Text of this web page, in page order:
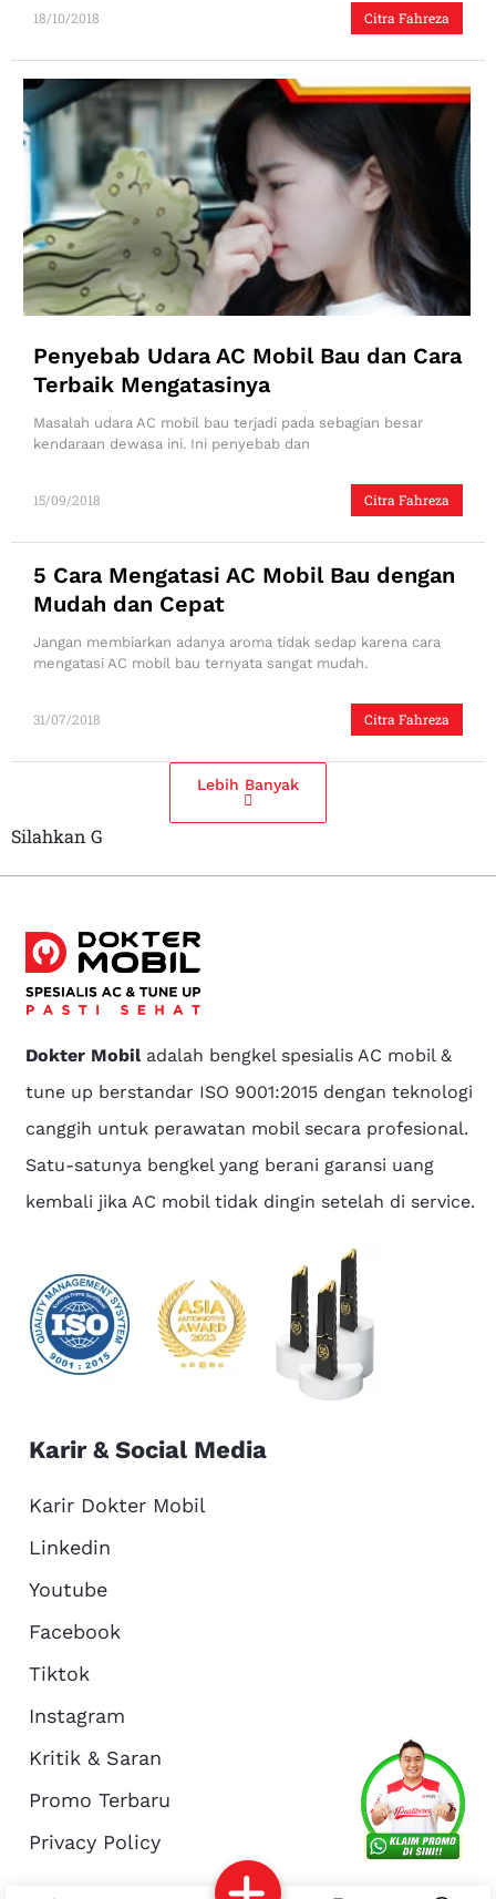
About Us
Reservasi Article
Citra Fahreza
18/10/2018
Penyebab Udara AC Mobil Bau dan Cara
Terbaik Mengatasinya
Citra Fahreza
15/09/2018
Masalah udara AC mobil bau terjadi pada sebagian besar
kendaraan dewasa ini. Ini penyebab dan
5 Cara Mengatasi AC Mobil Bau dengan
Mudah dan Cepat
Citra Fahreza
31/07/2018
Jangan membiarkan adanya aroma tidak sedap karena cara
mengatasi AC mobil bau ternyata sangat mudah.
Lebih Banyak
Silahkan G
Dokter Mobiladalah bengkel spesialis AC mobil &
tune up berstandar ISO 9001:2015 dengan teknologi
canggih untuk perawatan mobil secara profesional.
Satu-satunya bengkel yang berani garansi uang
kembali jika AC mobil tidak dingin setelah di service.
Karir & Social Media
Karir Dokter Mobil
Linkedin
Youtube
Facebook
Tiktok
Instagram
Kritik & Saran
Promo Terbaru
Privacy Policy